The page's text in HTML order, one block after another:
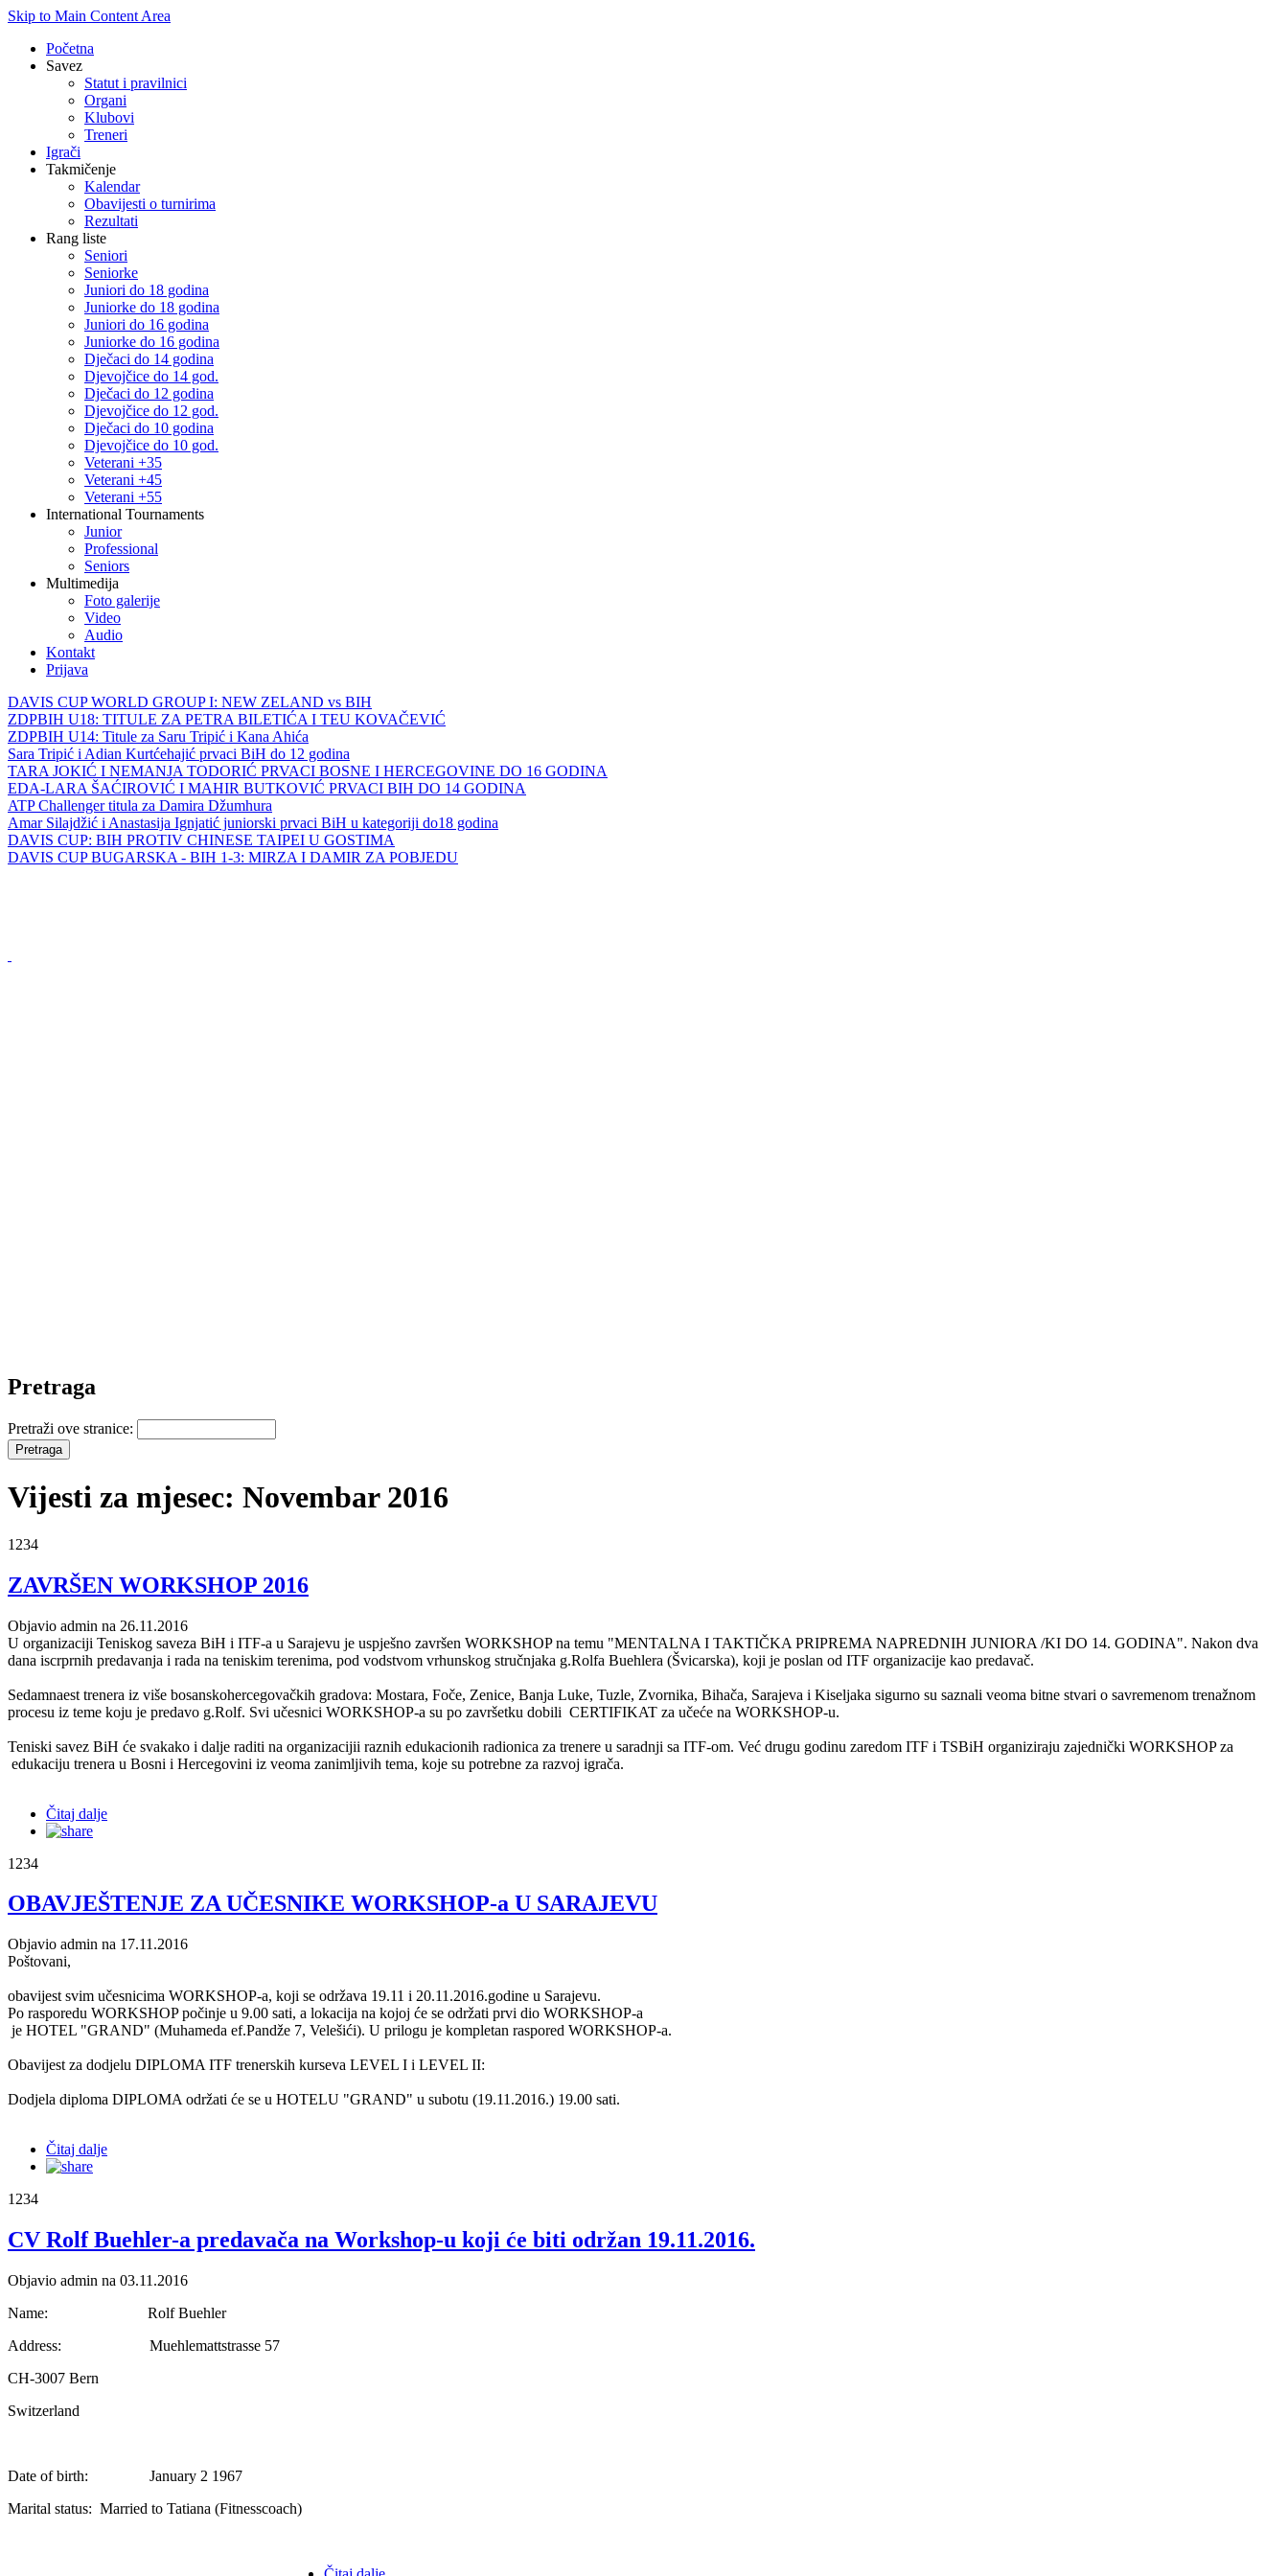
Skip to Main Content Area
Početna
Savez
Statut i pravilnici
Organi
Klubovi
Treneri
Igrači
Takmičenje
Kalendar
Obavijesti o turnirima
Rezultati
Rang liste
Seniori
Seniorke
Juniori do 18 godina
Juniorke do 18 godina
Juniori do 16 godina
Juniorke do 16 godina
Dječaci do 14 godina
Djevojčice do 14 god.
Dječaci do 12 godina
Djevojčice do 12 god.
Dječaci do 10 godina
Djevojčice do 10 god.
Veterani +35
Veterani +45
Veterani +55
International Tournaments
Junior
Professional
Seniors
Multimedija
Foto galerije
Video
Audio
Kontakt
Prijava
DAVIS CUP WORLD GROUP I: NEW ZELAND vs BIH
ZDPBIH U18: TITULE ZA PETRA BILETIĆA I TEU KOVAČEVIĆ
ZDPBIH U14: Titule za Saru Tripić i Kana Ahića
Sara Tripić i Adian Kurtćehajić prvaci BiH do 12 godina
TARA JOKIĆ I NEMANJA TODORIĆ PRVACI BOSNE I HERCEGOVINE DO 16 GODINA
EDA-LARA ŠAĆIROVIĆ I MAHIR BUTKOVIĆ PRVACI BIH DO 14 GODINA
ATP Challenger titula za Damira Džumhura
Amar Silajdžić i Anastasija Ignjatić juniorski prvaci BiH u kategoriji do18 godina
DAVIS CUP: BIH PROTIV CHINESE TAIPEI U GOSTIMA
DAVIS CUP BUGARSKA - BIH 1-3: MIRZA I DAMIR ZA POBJEDU
Pretraga
Pretraži ove stranice:
Vijesti za mjesec: Novembar 2016
1234
ZAVRŠEN WORKSHOP 2016
Objavio admin na 26.11.2016
U organizaciji Teniskog saveza BiH i ITF-a u Sarajevu je uspješno završen WORKSHOP na temu "MENTALNA I TAKTIČKA PRIPREMA NAPREDNIH JUNIORA /KI DO 14. GODINA". Nakon dva
dana iscrprnih predavanja i rada na teniskim terenima, pod vodstvom vrhunskog stručnjaka g.Rolfa Buehlera (Švicarska), koji je poslan od ITF organizacije kao predavač.
Sedamnaest trenera iz više bosanskohercegovačkih gradova: Mostara, Foče, Zenice, Banja Luke, Tuzle, Zvornika, Bihača, Sarajeva i Kiseljaka sigurno su saznali veoma bitne stvari o savremenom trenažnom
procesu iz teme koju je predavo g.Rolf. Svi učesnici WORKSHOP-a su po završetku dobili CERTIFIKAT za učeće na WORKSHOP-u.
Teniski savez BiH će svakako i dalje raditi na organizacijii raznih edukacionih radionica za trenere u saradnji sa ITF-om. Već drugu godinu zaredom ITF i TSBiH organiziraju zajednički WORKSHOP za
edukaciju trenera u Bosni i Hercegovini iz veoma zanimljivih tema, koje su potrebne za razvoj igrača.
Čitaj dalje
1234
OBAVJEŠTENJE ZA UČESNIKE WORKSHOP-a U SARAJEVU
Objavio admin na 17.11.2016
Poštovani,
obavijest svim učesnicima WORKSHOP-a, koji se održava 19.11 i 20.11.2016.godine u Sarajevu.
Po rasporedu WORKSHOP počinje u 9.00 sati, a lokacija na kojoj će se održati prvi dio WORKSHOP-a
je HOTEL "GRAND" (Muhameda ef.Pandže 7, Velešići). U prilogu je kompletan raspored WORKSHOP-a.
Obavijest za dodjelu DIPLOMA ITF trenerskih kurseva LEVEL I i LEVEL II:
Dodjela diploma DIPLOMA održati će se u HOTELU "GRAND" u subotu (19.11.2016.) 19.00 sati.
Čitaj dalje
1234
CV Rolf Buehler-a predavača na Workshop-u koji će biti održan 19.11.2016.
Objavio admin na 03.11.2016
Name: Rolf Buehler
Address: Muehlemattstrasse 57
CH-3007 Bern
Switzerland
Date of birth: January 2 1967
Marital status: Married to Tatiana (Fitnesscoach)